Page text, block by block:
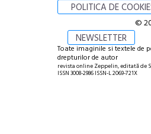
POLITICA DE
NEWSLETTER
©
Toate imaginile si textele de
drepturilor de autor
revista online Zeppelin, editată de
ISSN 3008-2986 ISSN-L 2069-721X